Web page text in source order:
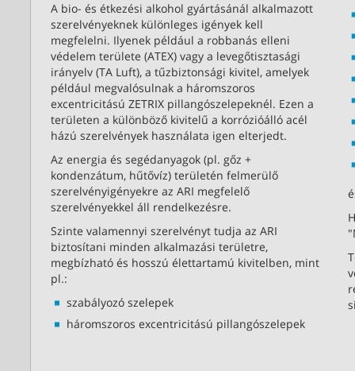
A bio- és étkezési alkohol gyártásánál alkalmazott
szerelvényeknek különleges igények kell
megfelelni. Ilyenek például a robbanás elleni
védelem területe (ATEX) vagy a levegőtisztasági
irányelv (TA Luft), a tűzbiztonsági kivitel, amelyek
például megvalósulnak a háromszoros
excentricitású ZETRIX pillangószelepeknél. Ezen a
területen a különböző kivitelű a korrózióálló acél
házú szerelvények használata igen elterjedt.
Az energia és segédanyagok (pl. gőz +
kondenzátum, hűtővíz) területén felmerülő
szerelvényigényekre az ARI megfelelő
szerelvényekkel áll rendelkezésre.
Szinte valamennyi szerelvényt tudja az ARI
biztosítani minden alkalmazási területre,
megbízható és hosszú élettartamú kivitelben, mint
pl.:
szabályozó szelepek
háromszoros excentricitású pillangószelepek